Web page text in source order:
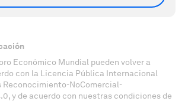
Económico Mundial pueden volver a
con la Licencia Pública Internacional
Reconocimiento-NoComercial-
y de acuerdo con nuestras condiciones de